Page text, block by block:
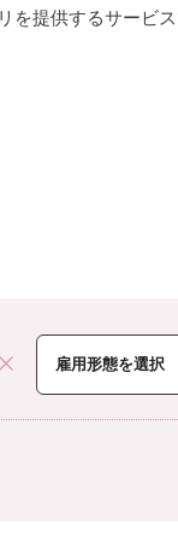
を提供するサービ